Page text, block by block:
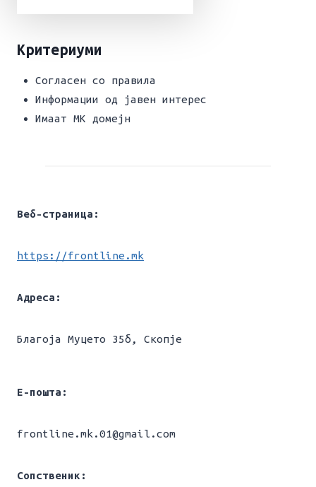
Критериуми
Согласен со правила
Информации од јавен интерес
Имаат МК домејн
Веб-страница:
https://frontline.mk
Адреса:
Благоја Муцето 35б, Скопје
Е-пошта:
frontline.mk.01@gmail.com
Сопственик: